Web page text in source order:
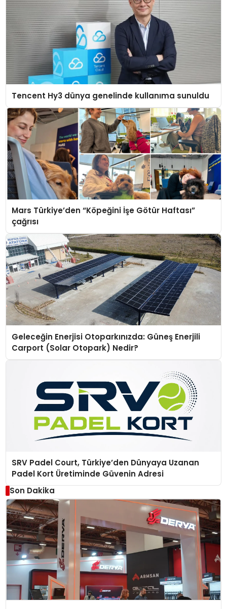
Tencent Hy3 dünya genelinde kullanıma sunuldu
Mars Türkiye’den “Köpeğini İşe Götür Haftası”
çağrısı
Geleceğin Enerjisi Otoparkınızda: Güneş Enerjili
Carport (Solar Otopark) Nedir?
SRV Padel Court, Türkiye’den Dünyaya Uzanan
Padel Kort Üretiminde Güvenin Adresi
Son Dakika